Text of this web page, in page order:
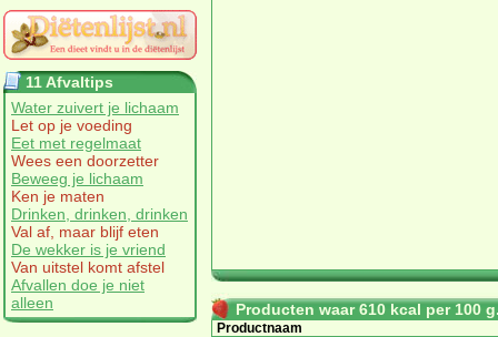
11 Afvaltips
Water zuivert je lichaam
Let op je voeding
Eet met regelmaat
Wees een doorzetter
Beweeg je lichaam
Ken je maten
Drinken, drinken, drinken
Val af, maar blijf eten
De wekker is je vriend
Van uitstel komt afstel
Afvallen doe je niet
alleen
Producten waar 610 kcal per 100
Productnaam